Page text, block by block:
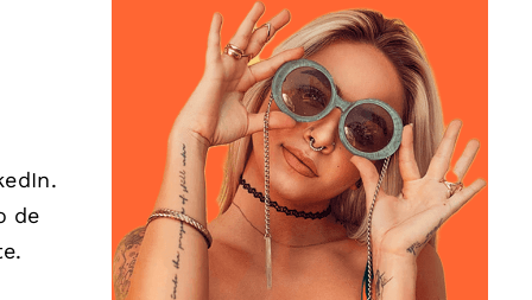
de